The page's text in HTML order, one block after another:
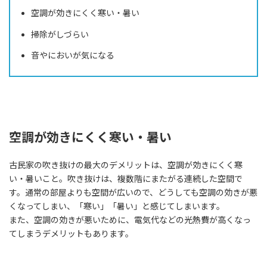
空調が効きにくく寒い・暑い
掃除がしづらい
音やにおいが気になる
空調が効きにくく寒い・暑い
古民家の吹き抜けの最大のデメリットは、空調が効きにくく寒
い・暑いこと。吹き抜けは、複数階にまたがる連続した空間で
す。通常の部屋よりも空間が広いので、どうしても空調の効きが悪
くなってしまい、「寒い」「暑い」と感じてしまいます。
また、空調の効きが悪いために、電気代などの光熱費が高くなっ
てしまうデメリットもあります。